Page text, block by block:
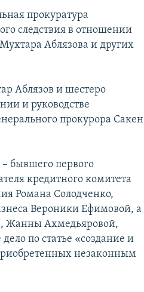
прокуратура
следствия в отношении
Аблязова и других
Аблязов и шестеро
и руководстве
прокурора Сакен
бывшего первого
кредитного комитета
Романа Солодченко,
Вероники Ефимовой, а
Жанны Ахмедьяровой,
по статье «создание и
незаконным